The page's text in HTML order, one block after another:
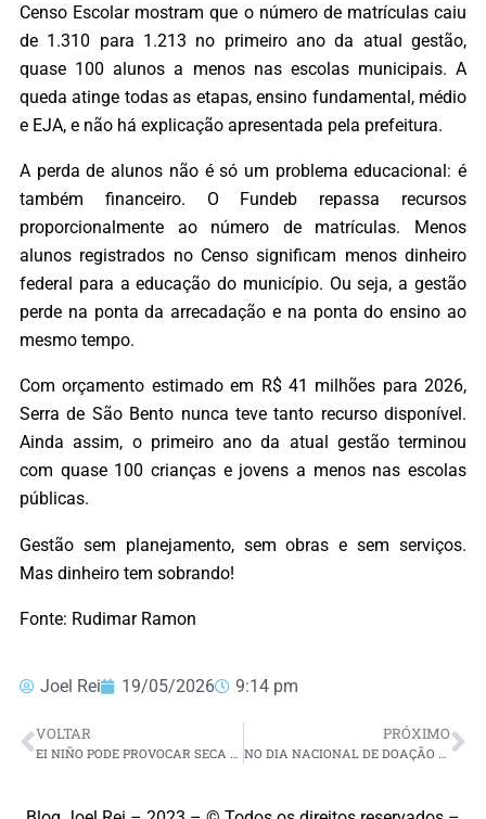
Censo Escolar mostram que o número de matrículas caiu
de 1.310 para 1.213 no primeiro ano da atual gestão,
quase 100 alunos a menos nas escolas municipais. A
queda atinge todas as etapas, ensino fundamental, médio
e EJA, e não há explicação apresentada pela prefeitura.
A perda de alunos não é só um problema educacional: é
também financeiro. O Fundeb repassa recursos
proporcionalmente ao número de matrículas. Menos
alunos registrados no Censo significam menos dinheiro
federal para a educação do município. Ou seja, a gestão
perde na ponta da arrecadação e na ponta do ensino ao
mesmo tempo.
Com orçamento estimado em R$ 41 milhões para 2026,
Serra de São Bento nunca teve tanto recurso disponível.
Ainda assim, o primeiro ano da atual gestão terminou
com quase 100 crianças e jovens a menos nas escolas
públicas.
Gestão sem planejamento, sem obras e sem serviços.
Mas dinheiro tem sobrando!
Fonte: Rudimar Ramon
Joel Rei 19/05/2026 9:14 pm
VOLTAR
EI NIÑO PODE PROVOCAR SECA SEVERA E CALOR EXTREMA NO NORDESTE NO 2º SEMESTRE DE 2026
PRÓXIMO
NO DIA NACIONAL DE DOAÇÃO DE LEITE HUMANO, MATERNIDADE JANUÁRIO CICCO REFORÇA IMPORTÂNCIA DA CONSTITUIÇÃO